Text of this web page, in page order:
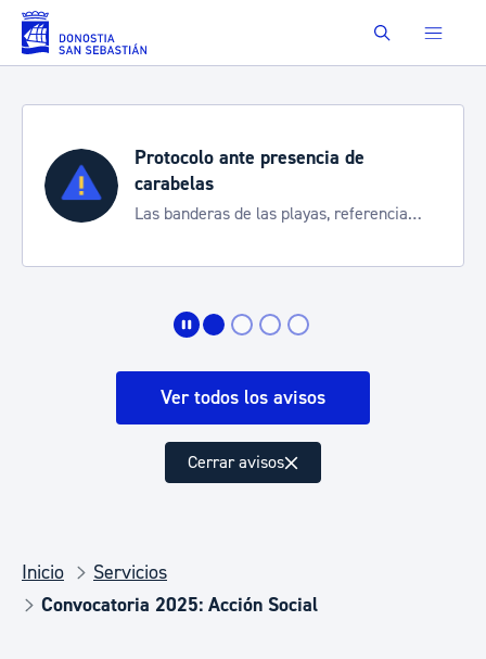
Saltar al contenido principal Buscar
Protocolo ante presencia de
carabelas
Las banderas de las playas, referencia
Ver todos los avisos
Cerrar avisos
Inicio
Servicios
Convocatoria 2025: Acción Social